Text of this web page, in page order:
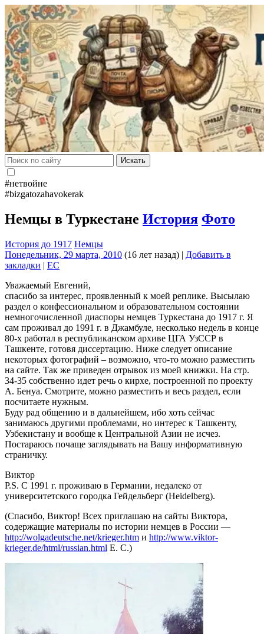
Искать
#нетвойне
#bizgatozahavokerak
Немцы в Туркестане История Фото
История до 1917 Немцы
Понедельник, 29 марта, 2010 (16 лет назад) | Добавить в
закладки | EC
Уважаемый Евгений,
спасибо за интерес, проявленный к моей реплике. Высылаю
раздел о конфессиональном и образовательном состоянии
немногочисленной диаспоры немцев Туркестана до 1917 г. Я
сам проживал до 1991 г. в Джамбуле, несколько недель в конце
80-х работал в республиканском архиве ЦГА УзССР в
Ташкенте, готовя диссертацию. Ниже следует описание
некоторых фотографий – возможно, что-то можно разместить
на сайте. Так же приведен отрывок из моей книжки. На стр.
34-35 собственно идет речь о кирхе, построенной по проекту
А. Бенуа. Смотрите, можно разместить и весь раздел, если
посчитаете нужным.
Буду рад общению и в дальнейшем, ибо хоть сейчас
занимаюсь другими проблемами, но интерес к Ташкенту,
Узбекистану и вообще к Центральной Азии не исчез.
Постараюсь почаще заглядывать на Вашу информативную
страничку.
Виктор
P.S. С 1991 г. проживаю в Германии, недалеко от
университетского городка Гейдельберг (Heidelberg).
(Спасибо, Виктор! Всех приглашаю на сайты Виктора,
содержащие материалы по истории немцев в России —
http://wolgadeutsche.net/krieger.htm и http://www.viktor-
krieger.de/html/russian.html Е. С.)